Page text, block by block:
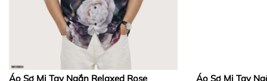
Bước 3
Áo Sơ Mi Tay Ngắn Relaxed Rose
Áo Sơ Mi Tay